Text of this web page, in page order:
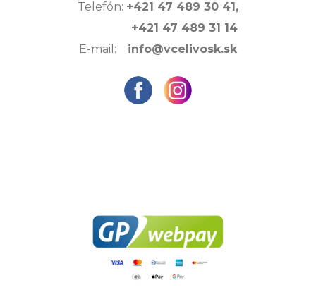
Telefón: +421 47 489 30 41,
+421 47 489 31 14
E-mail: info@vcelivosk.sk